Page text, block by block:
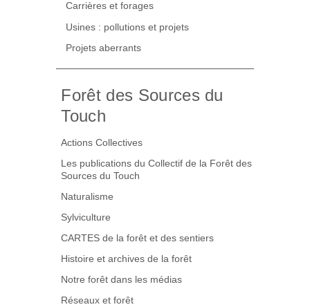
Carrières et forages
Usines : pollutions et projets
Projets aberrants
Forêt des Sources du
Touch
Actions Collectives
Les publications du Collectif de la Forêt des
Sources du Touch
Naturalisme
Sylviculture
CARTES de la forêt et des sentiers
Histoire et archives de la forêt
Notre forêt dans les médias
Réseaux et forêt